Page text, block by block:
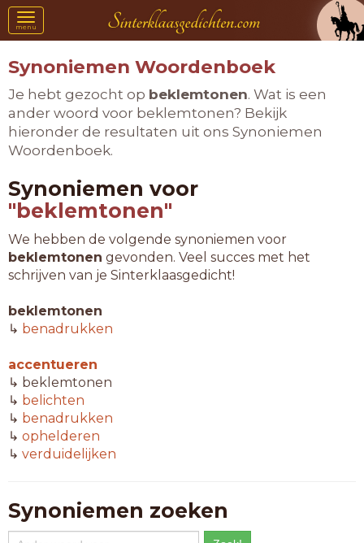
Toggle
navigation
menu
Synoniemen Woordenboek
Je hebt gezocht op beklemtonen. Wat is een
ander woord voor beklemtonen? Bekijk
hieronder de resultaten uit ons Synoniemen
Woordenboek.
Synoniemen voor
"beklemtonen"
We hebben de volgende synoniemen voor
beklemtonen gevonden. Veel succes met het
schrijven van je Sinterklaasgedicht!
beklemtonen
↳ benadrukken
accentueren
↳ beklemtonen
↳ belichten
↳ benadrukken
↳ ophelderen
↳ verduidelijken
Synoniemen zoeken